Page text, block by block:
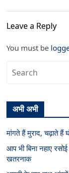
Leave a Reply
You must be
अभी अभी
मांगते हैं मुराद, चढ़ाते हैं
आप भी बिना नहाए
खतरनाक